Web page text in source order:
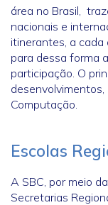
área no Brasil,
nacionais e
itinerantes, a cada
para dessa forma
participação. O
Computação.
Escolas
A SBC, por meio
Secretarias